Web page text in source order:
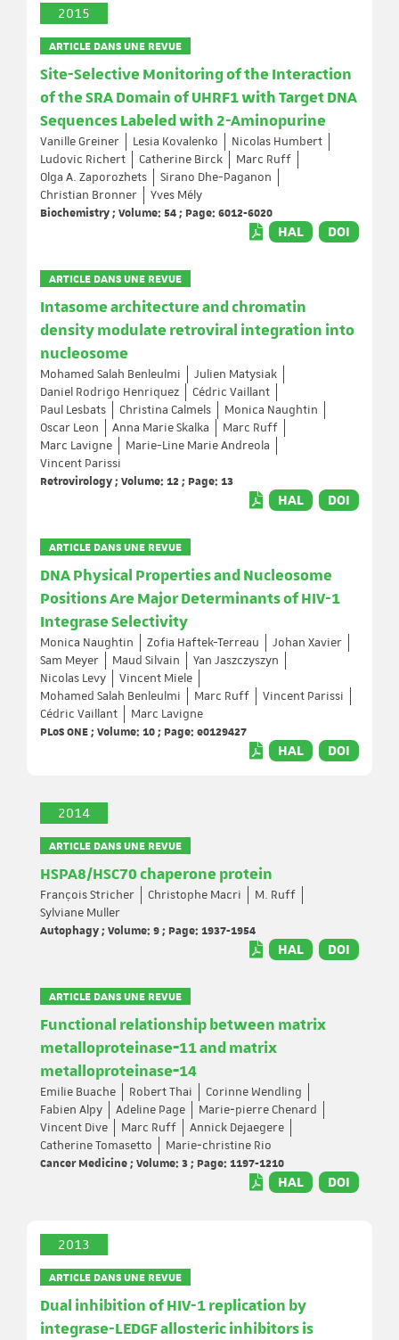
2015
ARTICLE DANS UNE REVUE
Site-Selective Monitoring of the Interaction
of the SRA Domain of UHRF1 with Target DNA
Sequences Labeled with 2-Aminopurine
Vanille Greiner Lesia Kovalenko
Nicolas Humbert
Ludovic Richert
Catherine Birck
Marc Ruff
Olga A. Zaporozhets
Sirano Dhe-Paganon
Christian Bronner
Yves Mély
Biochemistry ; Volume: 54 ; Page: 6012-6020
HAL DOI
ARTICLE DANS UNE REVUE
Intasome architecture and chromatin
density modulate retroviral integration into
nucleosome
Mohamed Salah Benleulmi
Julien Matysiak
Daniel Rodrigo Henriquez
Cédric Vaillant
Paul Lesbats
Christina Calmels
Monica Naughtin
Oscar Leon
Anna Marie Skalka
Marc Ruff
Marc Lavigne
Marie-Line Marie Andreola
Vincent Parissi
Retrovirology ; Volume: 12 ; Page: 13
HAL DOI
ARTICLE DANS UNE REVUE
DNA Physical Properties and Nucleosome
Positions Are Major Determinants of HIV-1
Integrase Selectivity
Monica Naughtin Zofia Haftek-Terreau
Johan Xavier
Sam Meyer
Maud Silvain
Yan Jaszczyszyn
Nicolas Levy
Vincent Miele
Mohamed Salah Benleulmi
Marc Ruff
Vincent Parissi
Cédric Vaillant
Marc Lavigne
PLoS ONE ; Volume: 10 ; Page: e0129427
HAL DOI
2014
ARTICLE DANS UNE REVUE
HSPA8/HSC70 chaperone protein
François Stricher Christophe Macri
M. Ruff
Sylviane Muller
Autophagy ; Volume: 9 ; Page: 1937-1954
HAL DOI
ARTICLE DANS UNE REVUE
Functional relationship between matrix
metalloproteinase‐11 and matrix
metalloproteinase‐14
Emilie Buache Robert Thai
Corinne Wendling
Fabien Alpy
Adeline Page
Marie‐pierre Chenard
Vincent Dive
Marc Ruff
Annick Dejaegere
Catherine Tomasetto
Marie‐christine Rio
Cancer Medicine ; Volume: 3 ; Page: 1197-1210
HAL DOI
2013
ARTICLE DANS UNE REVUE
Dual inhibition of HIV-1 replication by
integrase-LEDGF allosteric inhibitors is